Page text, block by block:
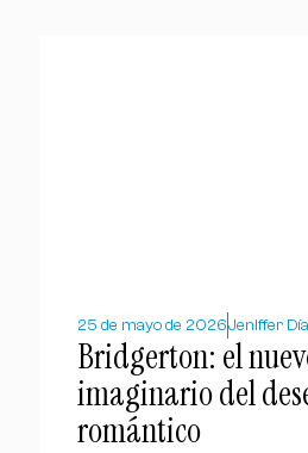
25 de mayo de 2026Jeniffer
Bridgerton: el
imaginario del
romántico